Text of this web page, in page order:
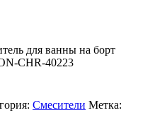
для ванны на борт
CHR-40223
Смесители Метка: